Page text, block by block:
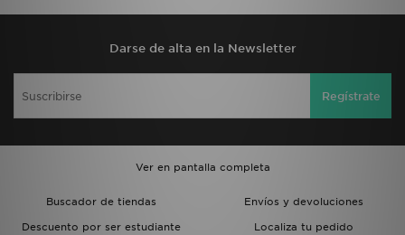
Darse de alta en la Newsletter
Regístrate
Ver en pantalla completa
Buscador de tiendas
Envíos y devoluciones
Descuento por ser estudiante
Localiza tu pedido